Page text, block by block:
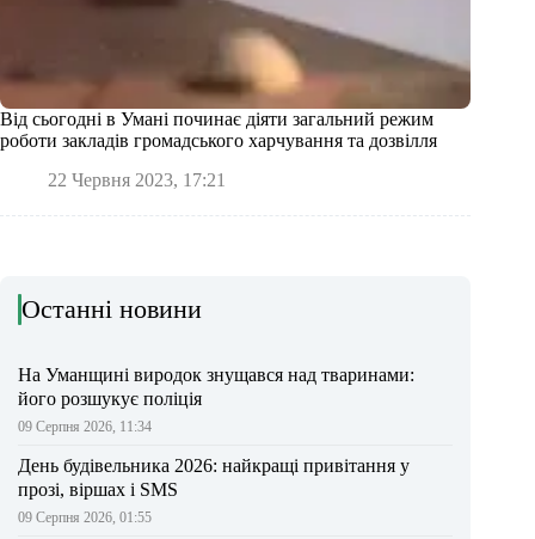
Від сьогодні в Умані починає діяти загальний режим
роботи закладів громадського харчування та дозвілля
22 Червня 2023, 17:21
Останні новини
На Уманщині виродок знущався над тваринами:
його розшукує поліція
09 Серпня 2026, 11:34
День будівельника 2026: найкращі привітання у
прозі, віршах і SMS
09 Серпня 2026, 01:55